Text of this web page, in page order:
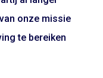
onze missie
te bereiken